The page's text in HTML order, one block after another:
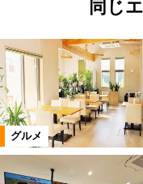
同じ
グルメ